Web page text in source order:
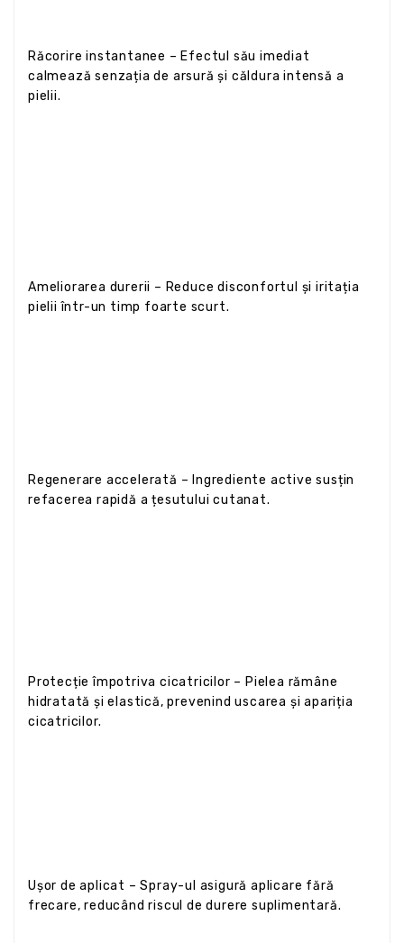
Răcorire instantanee – Efectul său imediat
calmează senzația de arsură și căldura intensă a
pielii.
Ameliorarea durerii – Reduce disconfortul și iritația
pielii într-un timp foarte scurt.
Regenerare accelerată – Ingrediente active susțin
refacerea rapidă a țesutului cutanat.
Protecție împotriva cicatricilor – Pielea rămâne
hidratată și elastică, prevenind uscarea și apariția
cicatricilor.
Ușor de aplicat – Spray-ul asigură aplicare fără
frecare, reducând riscul de durere suplimentară.